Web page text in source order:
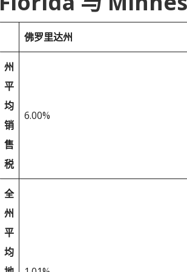
佛罗里达州
州
平
均
销
售
税
6.00%
全
州
平
均